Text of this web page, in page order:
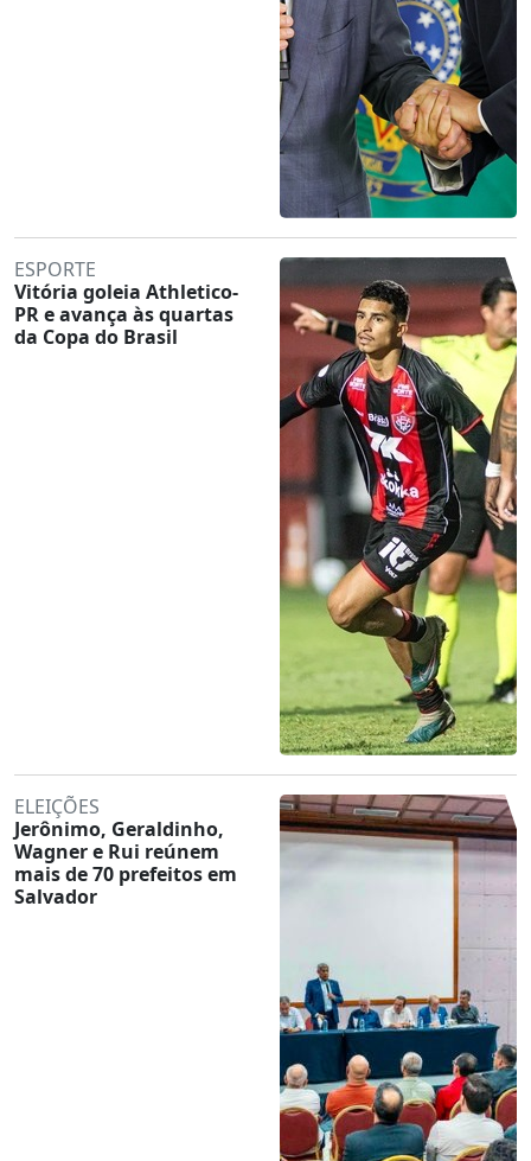
ESPORTE
Vitória goleia Athletico-
PR e avança às quartas
da Copa do Brasil
ELEIÇÕES
Jerônimo, Geraldinho,
Wagner e Rui reúnem
mais de 70 prefeitos em
Salvador